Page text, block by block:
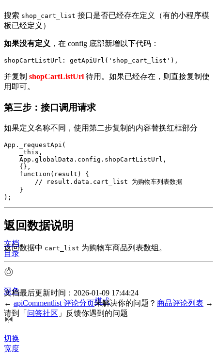
搜索 shop_cart_list 接口是否已经存在定义（有的小程序模
板已经定义）
如果没有定义 ，在 config 底部新增以下代码：
shopCartListUrl: getApiUrl('shop_cart_list'),
并复制 shopCartListUrl 待用。如果已经存在，则直接复制使
用即可。
第三步：接口调用请求
如果定义名称不同，使用第二步复制的内容替换红框部分
App._requestApi(
_this,
App.globalData.config.shopCartListUrl,
{},
function(result) {
// result.data.cart_list 为购物车列表数据
}
);
返回数据说明
返回数据中 cart_list 为购物车商品列表数组。
文档最后更新时间：2026-01-09 17:44:24
← apiCommentlist 评论分页 商品评论列表 →
未解决你的问题？
请到「 问答社区 」反馈你遇到的问题
文档
目录
深色
模式
切换
宽度